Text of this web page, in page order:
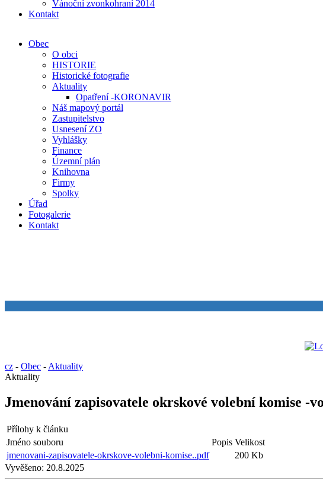
Vánoční zvonkohraní 2014
Kontakt
Obec
O obci
HISTORIE
Historické fotografie
Aktuality
Opatření -KORONAVIR
Náš mapový portál
Zastupitelstvo
Usnesení ZO
Vyhlášky
Finance
Územní plán
Knihovna
Firmy
Spolky
Úřad
Fotogalerie
Kontakt
cz - Obec - Aktuality
Aktuality
Jmenování zapisovatele okrskové volební komise -
Přílohy k článku
Jméno souboru
Popis Velikost
jmenovani-zapisovatele-okrskove-volebni-komise..pdf
200 Kb
Vyvěšeno: 20.8.2025